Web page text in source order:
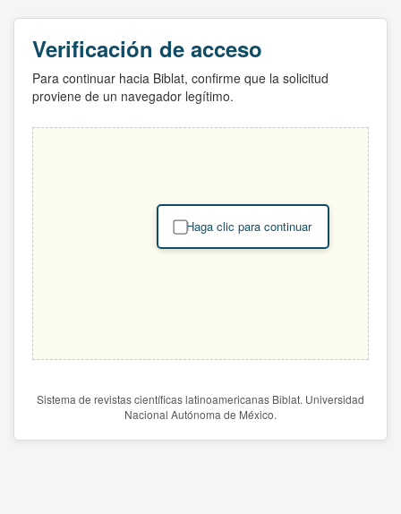
Verificación de acceso
Para continuar hacia Biblat, confirme que la solicitud
proviene de un navegador legítimo.
Haga clic para continuar
Sistema de revistas científicas latinoamericanas Biblat. Universidad
Nacional Autónoma de México.